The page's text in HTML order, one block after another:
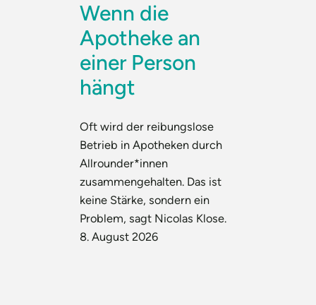
Wenn die
Apotheke an
einer Person
hängt
Oft wird der reibungslose
Betrieb in Apotheken durch
Allrounder*innen
zusammengehalten. Das ist
keine Stärke, sondern ein
Problem, sagt Nicolas Klose.
8. August 2026